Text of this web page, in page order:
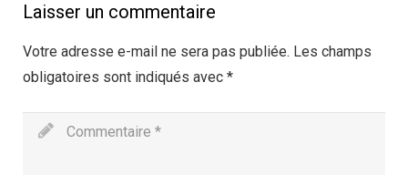
Laisser un commentaire
Votre adresse e-mail ne sera pas publiée. Les champs
obligatoires sont indiqués avec *